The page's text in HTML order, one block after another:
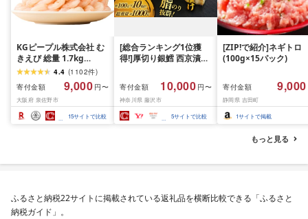
KGピープル株式会社 む
きえび 総量 1.7kg
(850g×2P) 特大 5Lサイ
ズ バナメイエビ バラ凍
結 下処理不要 サイズ不
揃い 訳あり
4.4 (1102件)
寄付金額
9,000 円〜
大阪府 泉佐野市
15サイトで比較
[総合ランキング1位獲
得!]厚切り銀鱈 西京漬け
約 1,000g (約 100g × 10
切) 西京味噌 西京みそ 味
噌漬け みそ 味噌 鮮魚 魚
介 銀だら 銀ダラ ギンダ
ラ ぎんだら 鱈 タラ 魚
礼品 おかず おつまみ お
南 藤沢
寄付金額 10,000 円〜
神奈川県 藤沢市
5サイトで比較
[ZIP!で紹介]ネギトロ
(100g×15パック)
寄付金額 9,000
静岡県 吉田町
1サイトで掲載
もっと見る
ふるさと納税22サイトに掲載されている返礼品を横断比較できる「ふるさと
納税ガイド」。